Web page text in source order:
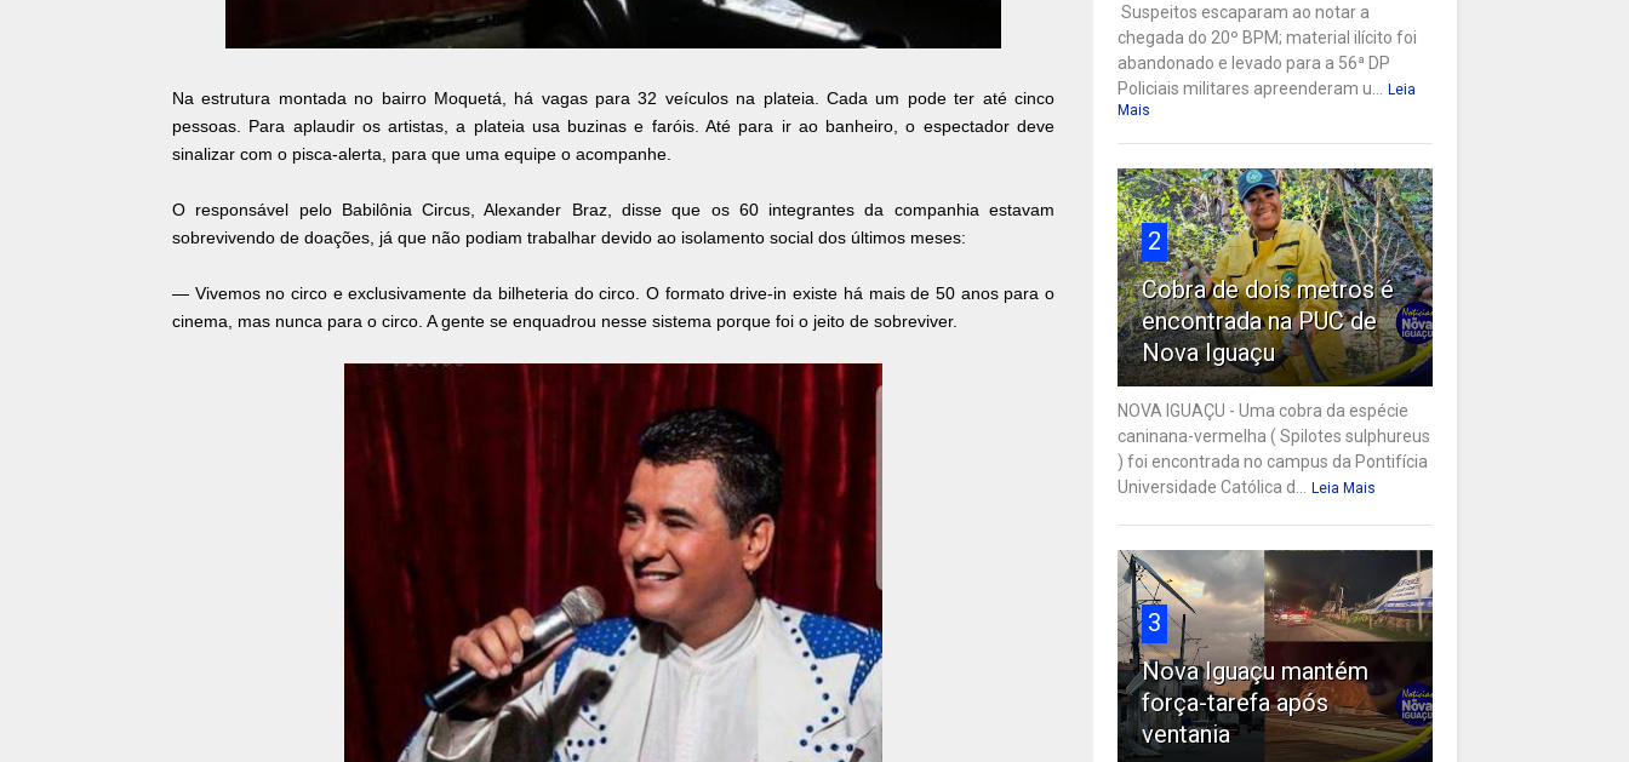
Na estrutura montada no bairro Moquetá, há vagas para 32 veículos na plateia. Cada um pode ter até cinco
pessoas. Para aplaudir os artistas, a plateia usa buzinas e faróis. Até para ir ao banheiro, o espectador deve
sinalizar com o pisca-alerta, para que uma equipe o acompanhe.
O responsável pelo Babilônia Circus, Alexander Braz, disse que os 60 integrantes da companhia estavam
sobrevivendo de doações, já que não podiam trabalhar devido ao isolamento social dos últimos meses:
— Vivemos no circo e exclusivamente da bilheteria do circo. O formato drive-in existe há mais de 50 anos para o
cinema, mas nunca para o circo. A gente se enquadrou nesse sistema porque foi o jeito de sobreviver.
Suspeitos escaparam ao notar a
chegada do 20º BPM; material ilícito foi
abandonado e levado para a 56ª DP
Policiais militares apreenderam u...
Leia
Mais
2
Cobra de dois metros é
encontrada na PUC de
Nova Iguaçu
NOVA IGUAÇU - Uma cobra da espécie
caninana-vermelha ( Spilotes sulphureus
) foi encontrada no campus da Pontifícia
Universidade Católica d...
Leia Mais
3
Nova Iguaçu mantém
força-tarefa após
ventania